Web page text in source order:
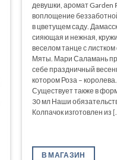
девушки, аромат Garden
воплощение
в цветущем саду.
сияющая и нежная,
веселом танце с листком
Мяты. Мари Саламань
себе праздничный
котором Роза – королева.
Существует также в
30 мл Наши
Колпачок изготовлен из
В МАГАЗИН